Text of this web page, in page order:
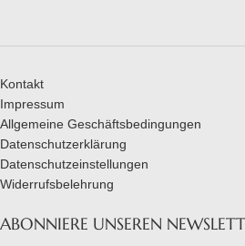
Kontakt
Impressum
Allgemeine Geschäftsbedingungen
Datenschutzerklärung
Datenschutzeinstellungen
Widerrufsbelehrung
ABONNIERE UNSEREN